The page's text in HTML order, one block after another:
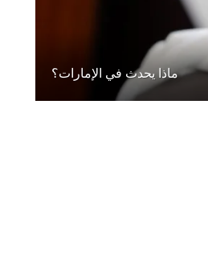
ماذا يحدث في الإمارات؟